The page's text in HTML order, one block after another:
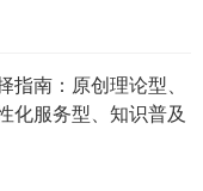
指南：原创理论型、
化服务型、知识普及